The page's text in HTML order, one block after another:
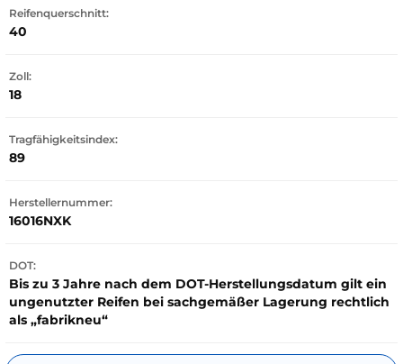
Reifenquerschnitt:
40
Zoll:
18
Tragfähigkeitsindex:
89
Herstellernummer:
16016NXK
DOT:
Bis zu 3 Jahre nach dem DOT-Herstellungsdatum gilt ein
ungenutzter Reifen bei sachgemäßer Lagerung rechtlich
als „fabrikneu“